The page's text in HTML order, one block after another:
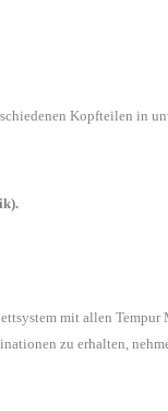
Kopfteilen in
mit allen
zu erhalten,